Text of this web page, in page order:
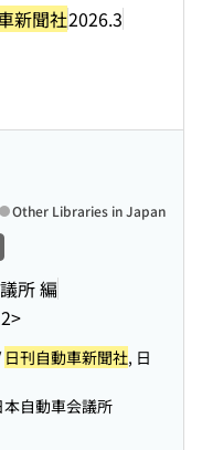
新聞社2026.3
所 編
Other Libraries in Japan
日刊自動車新聞社, 日
本自動車会議所